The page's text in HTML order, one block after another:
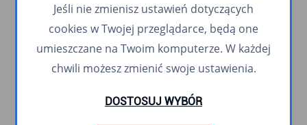
Jeśli nie zmienisz ustawień dotyczących
cookies w Twojej przeglądarce, będą one
umieszczane na Twoim komputerze. W każdej
chwili możesz zmienić swoje ustawienia.
DOSTOSUJ WYBÓR